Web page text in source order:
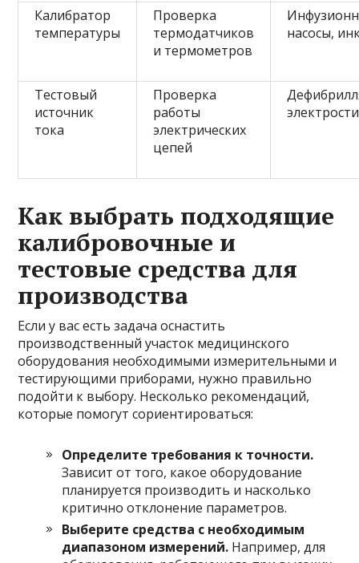
Калибратор
температуры
Проверка
термодатчиков
и термометров
насосы,
Тестовый
источник
тока
Проверка
работы
электрических
цепей
Как выбрать подходящие
калибровочные и
тестовые средства для
производства
Если у вас есть задача оснастить
производственный участок медицинского
оборудования необходимыми измерительными и
тестирующими приборами, нужно правильно
подойти к выбору. Несколько рекомендаций,
которые помогут сориентироваться:
Определите требования к точности.
Зависит от того, какое оборудование
планируется производить и насколько
критично отклонение параметров.
Выберите средства с необходимым
диапазоном измерений. Например, для